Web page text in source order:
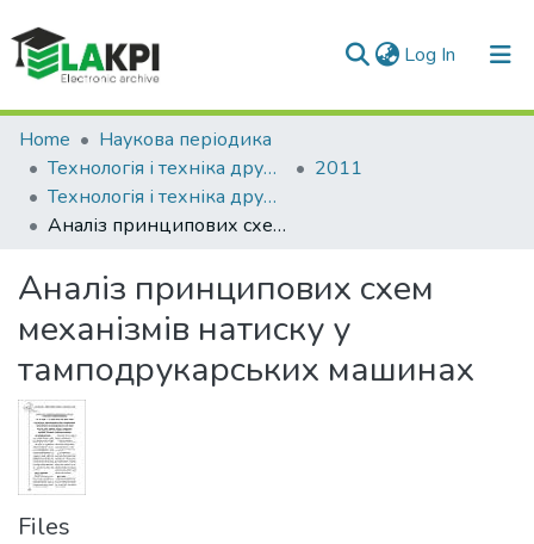
Log In (current)
Communities & Collections
All of DSpace
Statistics
Home
Наукова періодика
Технологія і техніка друкарства
2011
Технологія і техніка друкарства: збірник наукових праць, Вип. 1(31)
Аналіз принципових схем механізмів натиску у тамподрукарських машинах
Аналіз принципових схем
механізмів натиску у
тамподрукарських машинах
Files